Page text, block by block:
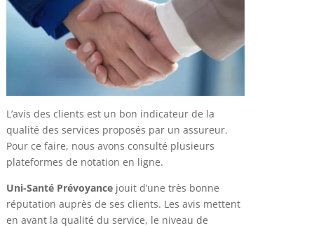
L’avis des clients est un bon indicateur de la
qualité des services proposés par un assureur.
Pour ce faire, nous avons consulté plusieurs
plateformes de notation en ligne.
Uni-Santé Prévoyancejouit d’une très bonne
réputation auprès de ses clients. Les avis mettent
en avant la qualité du service, le niveau de